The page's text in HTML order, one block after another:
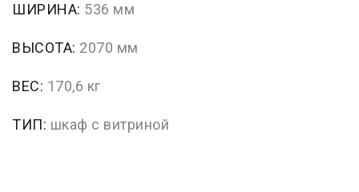
ШИРИНА: 536 мм
ВЫСОТА: 2070 мм
ВЕС: 170,6 кг
ТИП: шкаф с витриной